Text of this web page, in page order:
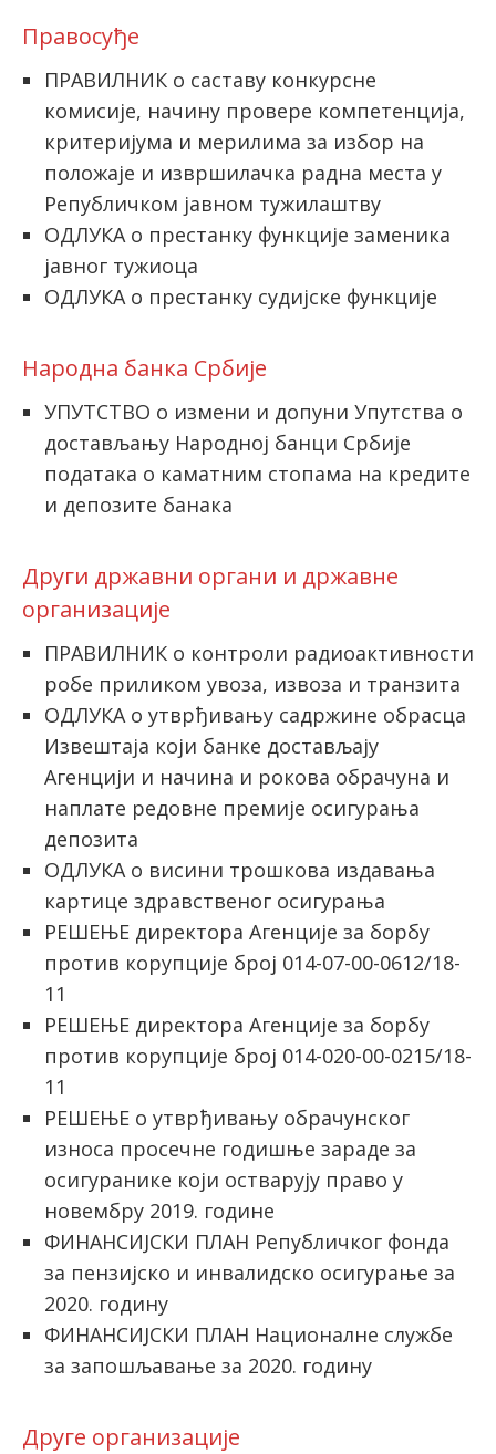
Правосуђе
ПРАВИЛНИК о саставу конкурсне
комисије, начину провере компетенција,
критеријума и мерилима за избор на
положаје и извршилачка радна места у
Републичком јавном тужилаштву
ОДЛУКА о престанку функције заменика
јавног тужиоца
ОДЛУКА о престанку судијске функције
Народна банка Србије
УПУТСТВО о измени и допуни Упутства о
достављању Народној банци Србије
података о каматним стопама на кредите
и депозите банака
Други државни органи и државне
организације
ПРАВИЛНИК о контроли радиоактивности
робе приликом увоза, извоза и транзита
ОДЛУКА о утврђивању садржине обрасца
Извештаја који банке достављају
Агенцији и начина и рокова обрачуна и
наплате редовне премије осигурања
депозита
ОДЛУКА о висини трошкова издавања
картице здравственог осигурања
РЕШЕЊЕ директора Агенције за борбу
против корупције број 014-07-00-0612/18-
11
РЕШЕЊЕ директора Агенције за борбу
против корупције број 014-020-00-0215/18-
11
РЕШЕЊЕ o утврђивању обрачунског
износа просечне годишње зараде за
осигуранике који остварују право у
новембру 2019. године
ФИНАНСИЈСКИ ПЛАН Републичког фонда
за пензијско и инвалидско осигурање за
2020. годину
ФИНАНСИЈСКИ ПЛАН Националне службе
за запошљавање за 2020. годину
Друге организације